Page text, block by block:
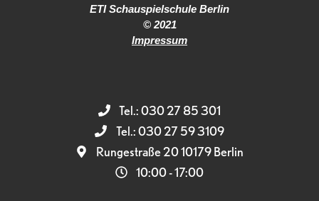
ETI Schauspielschule Berlin
© 2021
Impressum
Tel.: 030 27 85 301
Tel.: 030 27 59 3109
Rungestraße 20 10179 Berlin
10:00 - 17:00